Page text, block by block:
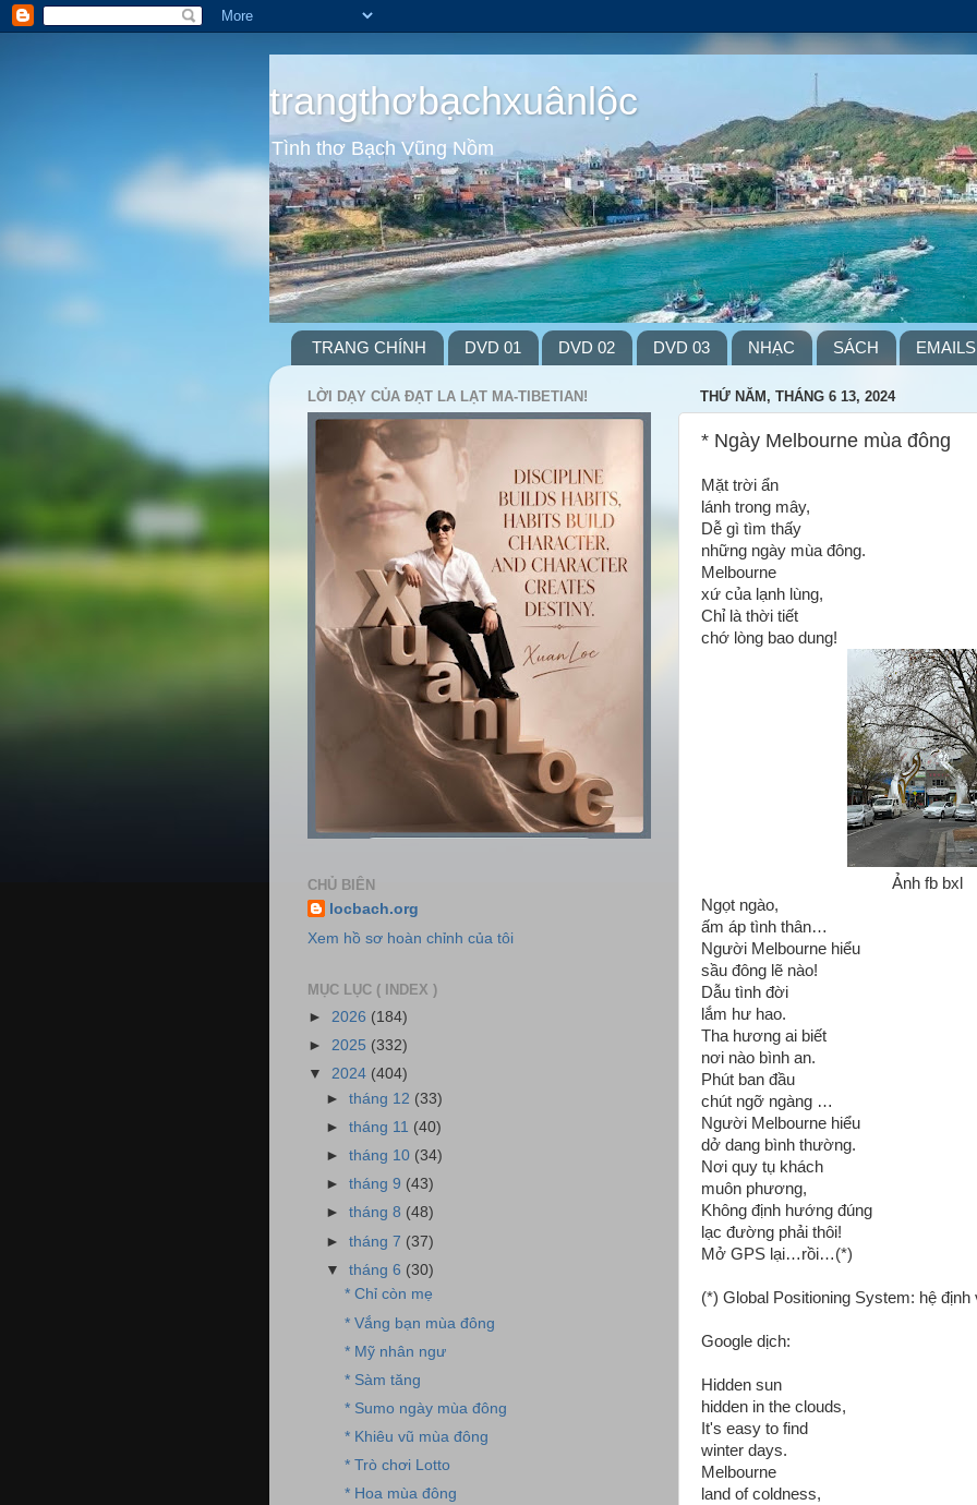
trangthơbạchxuânlộc
Tình thơ Bạch Vũng Nồm
TRANG CHÍNH DVD 01 DVD 02 DVD 03 NHẠC SÁCH EMAILS
THỨ NĂM, THÁNG 6 13, 2024
* Ngày Melbourne mùa đông
Mặt trời ẩn
lánh trong mây,
Dễ gì tìm thấy
những ngày mùa đông.
Melbourne
xứ của lạnh lùng,
Chỉ là thời tiết
chớ lòng bao dung!
Ảnh fb bxl
Ngọt ngào,
ấm áp tình thân…
Người Melbourne hiểu
sầu đông lẽ nào!
Dẫu tình đời
lắm hư hao.
Tha hương ai biết
nơi nào bình an.
Phút ban đầu
chút ngỡ ngàng …
Người Melbourne hiểu
dở dang bình thường.
Nơi quy tụ khách
muôn phương,
Không định hướng đúng
lạc đường phải thôi!
Mở GPS lại…rồi…(*)
(*) Global Positioning System: hệ
Google dịch:
Hidden sun
hidden in the clouds,
It's easy to find
winter days.
Melbourne
land of coldness,
LỜI DẠY CỦA ĐẠT LA LẠT MA-TIBETIAN!
CHỦ BIÊN
locbach.org
Xem hồ sơ hoàn chỉnh của tôi
MỤC LỤC ( INDEX )
► 2026 (184)
► 2025 (332)
▼ 2024 (404)
►tháng 12 (33)
►tháng 11 (40)
►tháng 10 (34)
►tháng 9 (43)
►tháng 8 (48)
►tháng 7 (37)
▼tháng 6 (30)
* Chỉ còn mẹ
* Vắng bạn mùa đông
* Mỹ nhân ngư
* Sàm tăng
* Sumo ngày mùa đông
* Khiêu vũ mùa đông
* Trò chơi Lotto
* Hoa mùa đông